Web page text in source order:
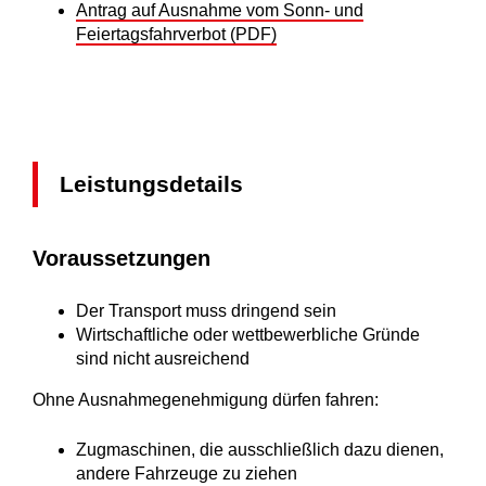
Antrag auf Ausnahme vom Sonn- und
Feiertagsfahrverbot (PDF)
Leistungsdetails
Voraussetzungen
Der Transport muss dringend sein
Wirtschaftliche oder wettbewerbliche Gründe
sind nicht ausreichend
Ohne Ausnahmegenehmigung dürfen fahren:
Zugmaschinen, die ausschließlich dazu dienen,
andere Fahrzeuge zu ziehen